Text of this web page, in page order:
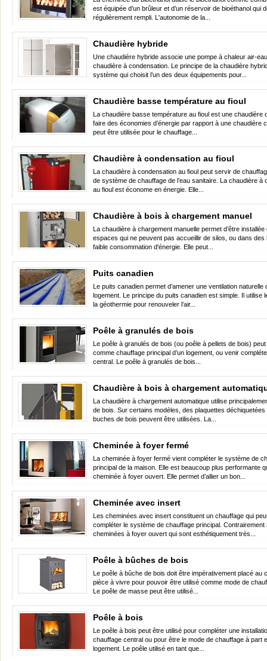
est équipée d’un brûleur et d’un réservoir de bioéthanol qui
régulièrement rempli. L'autonomie de la...
Chaudière hybride
Une chaudière hybride associe une pompe à chaleur air-
chaudière à condensation. Le principe de la chaudière
système qui choisit l’un des deux équipements pour...
Chaudière basse température au fioul
La chaudière basse température au fioul est une chaudière
faire des économies d’énergie par rapport à une chaudière
peut être utilisée pour le chauffage...
Chaudière à condensation au fioul
La chaudière à condensation au fioul peut servir de
de système de chauffage de l’eau sanitaire. La chaudière à
au fioul est économe en énergie. Elle...
Chaudière à bois à chargement manuel
La chaudière à chargement manuelle permet d’être
espaces qui ne peuvent pas accueillir de silos, ou dans des
faible consommation d'énergie. Elle peut...
Puits canadien
Le puits canadien permet d’amener une ventilation naturelle
logement. Le principe du puits canadien est simple. Il utilise
la géothermie pour renouveler l’air...
Poêle à granulés de bois
Le poêle à granulés de bois (ou poêle à pellets de bois)
comme chauffage principal d’un logement, ou venir
central. Le poêle à granulés de bois...
Chaudière à bois à chargement
La chaudière à chargement automatique utilise
de bois. Sur certains modèles, des plaquettes déchiquetées
buches de bois peuvent être utilisées. La...
Cheminée à foyer fermé
La cheminée à foyer fermé vient compléter le système de
principal de la maison. Elle est beaucoup plus performante
cheminée à foyer ouvert. Elle permet d’allier un bon...
Cheminée avec insert
Les cheminées avec insert constituent un chauffage qui
compléter le système de chauffage principal. Contrairement
cheminées à foyer ouvert qui sont esthétiquement très...
Poêle à bûches de bois
Le poêle à bûche de bois doit être impérativement placé au
pièce à vivre pour pouvoir être utilisé comme mode de
Le poêle de masse peut être utilisé...
Poêle à bois
Le poêle à bois peut être utilisé pour compléter une
chauffage central ou pour être le mode de chauffage à part
logement. Le poêle utilisé en tant que...